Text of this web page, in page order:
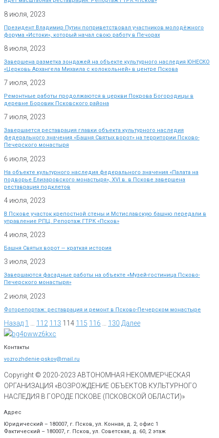
8 июля, 2023
Президент Владимир Путин поприветствовал участников молодёжного
форума «Истоки», который начал свою работу в Печорах
8 июля, 2023
Завершена разметка зондажей на объекте культурного наследия ЮНЕСКО
«Церковь Архангела Михаила с колокольней» в центре Пскова
7 июля, 2023
Ремонтные работы продолжаются в церкви Покрова Богородицы в
деревне Боровик Псковского района
7 июля, 2023
Завершается реставрация главки объекта культурного наследия
федерального значения «Башня Святых ворот» на территории Псково-
Печерского монастыря
6 июля, 2023
На объекте культурного наследия федерального значения «Палата на
подворье Елизаровского монастыря», XVI в. в Пскове завершена
реставрация подклетов
4 июля, 2023
В Пскове участок крепостной стены и Мстиславскую башню передали в
управление РПЦ. Репортаж ГТРК «Псков»
4 июля, 2023
Башня Святых ворот — краткая история
3 июля, 2023
Завершаются фасадные работы на объекте «Музей-гостиница Псково-
Печерского монастыря»
2 июля, 2023
Фоторепортаж: реставрация и ремонт в Псково-Печерском монастыре
Назад 1 112 113 114 115 116 130 Далее
Контакты
vozrozhdenie-pskov@mail.ru
Copyright © 2020-2023 АВТОНОМНАЯ НЕКОММЕРЧЕСКАЯ
ОРГАНИЗАЦИЯ «ВОЗРОЖДЕНИЕ ОБЪЕКТОВ КУЛЬТУРНОГО
НАСЛЕДИЯ В ГОРОДЕ ПСКОВЕ (ПСКОВСКОЙ ОБЛАСТИ)»
Адрес
Юридический – 180007, г. Псков, ул. Конная, д. 2, офис 1
Фактический – 180007, г. Псков, ул. Советская, д. 60, 2 этаж